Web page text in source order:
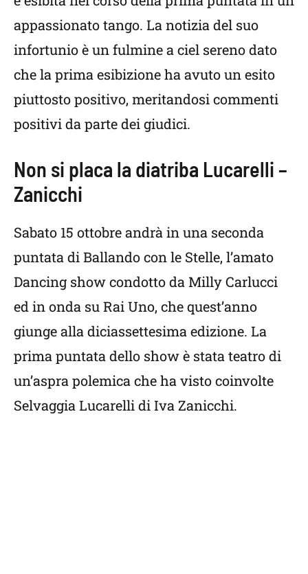
appassionato tango. La notizia del suo
infortunio è un fulmine a ciel sereno dato
che la prima esibizione ha avuto un esito
piuttosto positivo, meritandosi commenti
positivi da parte dei giudici.
Non si placa la diatriba Lucarelli –
Zanicchi
Sabato 15 ottobre andrà in una seconda
puntata di Ballando con le Stelle, l’amato
Dancing show condotto da Milly Carlucci
ed in onda su Rai Uno, che quest’anno
giunge alla diciassettesima edizione. La
prima puntata dello show è stata teatro di
un’aspra polemica che ha visto coinvolte
Selvaggia Lucarelli di Iva Zanicchi.